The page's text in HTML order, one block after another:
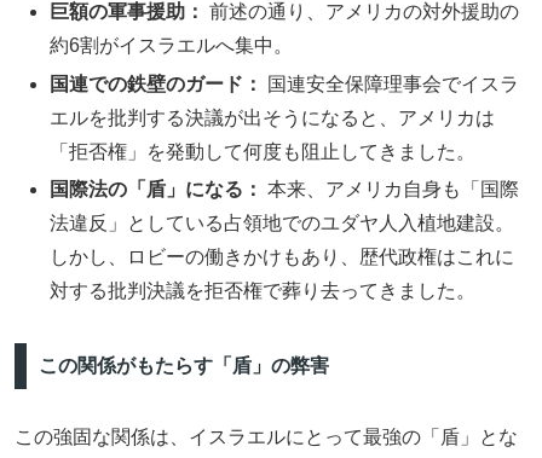
巨額の軍事援助： 前述の通り、アメリカの対外援助の
約6割がイスラエルへ集中。
国連での鉄壁のガード：
国連安全保障理事会でイスラ
エルを批判する決議が出そうになると、アメリカは
「拒否権」を発動して何度も阻止してきました。
国際法の「盾」になる： 本来、アメリカ自身も「国際
法違反」としている占領地でのユダヤ人入植地建設。
しかし、ロビーの働きかけもあり、歴代政権はこれに
対する批判決議を拒否権で葬り去ってきました。
この関係がもたらす「盾」の弊害
この強固な関係は、イスラエルにとって最強の「盾」とな